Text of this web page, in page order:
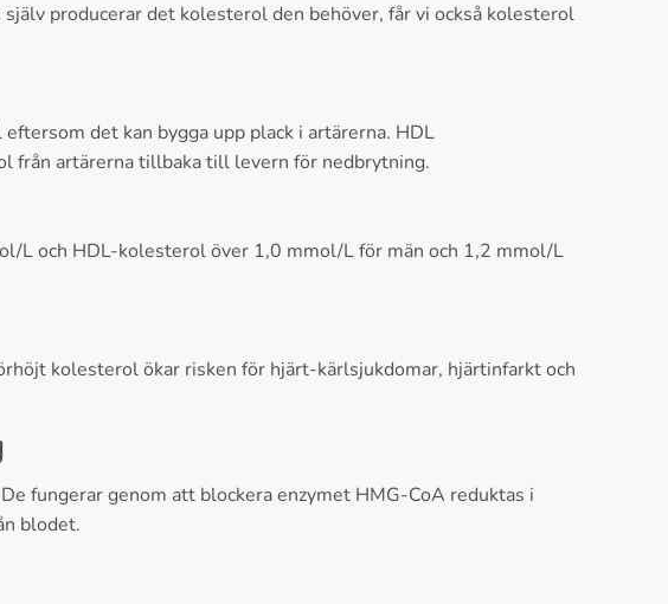
producerar det kolesterol den behöver, får vi också kolesterol
det kan bygga upp plack i artärerna. HDL
från artärerna tillbaka till levern för nedbrytning.
L och HDL-kolesterol över 1,0 mmol/L för män och 1,2 mmol/L
kolesterol ökar risken för hjärt-kärlsjukdomar, hjärtinfarkt och
fungerar genom att blockera enzymet HMG-CoA reduktas i
blodet.